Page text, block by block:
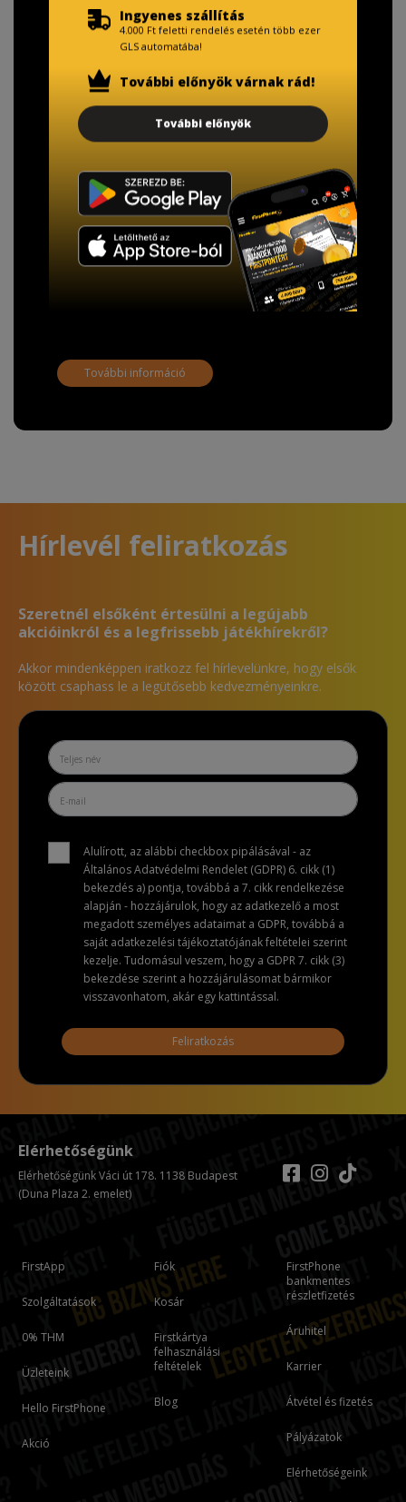
TISZTELT VÁSÁRLÓNK!
Fizetésnél kérje az ingyenes adattörlő kódot
adatainak biztonsága érdekében!
A Kormány döntése alapján a kereskedő minden tartós
adathordozó termék vásárlásakor köteles ingyenes
További információ
Hírlevél feliratkozás
Szeretnél elsőként értesülni a legújabb
akcióinkról és a legfrissebb játékhírekről?
Akkor mindenképpen iratkozz fel hírlevelünkre, hogy elsők
között csaphass le a legütősebb kedvezményeinkre.
Alulírott, az alábbi checkbox pipálásával - az
Általános Adatvédelmi Rendelet (GDPR) 6. cikk (1)
bekezdés a) pontja, továbbá a 7. cikk rendelkezése
alapján - hozzájárulok, hogy az adatkezelő a most
megadott személyes adataimat a GDPR, továbbá a
saját adatkezelési tájékoztatójának feltételei szerint
kezelje. Tudomásul veszem, hogy a GDPR 7. cikk (3)
bekezdése szerint a hozzájárulásomat bármikor
visszavonhatom, akár egy kattintással.
Feliratkozás
FirstApp
Szolgáltatások
0% THM
Üzleteink
Hello FirstPhone
Akció
Fiók
Kosár
Firstkártya
felhasználási
feltételek
Blog
FirstPhone
bankmentes
részletfizetés
Áruhitel
Karrier
Átvétel és fizetés
Pályázatok
Elérhetőségeink
Elérhetőségünk
Elérhetőségünk Váci út 178. 1138 Budapest
(Duna Plaza 2. emelet)
Ingyenes szállítás
4.000 Ft feletti rendelés esetén több ezer
GLS automatába!
További előnyök várnak rád!
További előnyök